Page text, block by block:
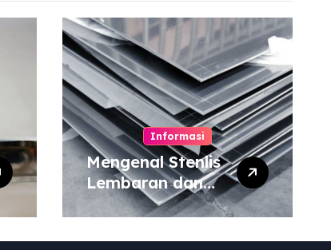
Informasi
Mengenal Stenlis
Lembaran dan
Komposisinya